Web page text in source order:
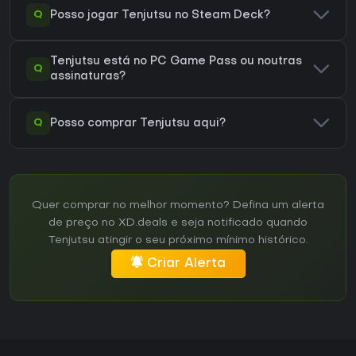
Q Posso jogar Tenjutsu no Steam Deck?
Q
Tenjutsu está no PC Game Pass ou noutras
assinaturas?
Q Posso comprar Tenjutsu aqui?
Quer comprar no melhor momento? Defina um alerta
de preço no XD.deals e seja notificado quando
Tenjutsu atingir o seu próximo mínimo histórico.
Criar Alerta